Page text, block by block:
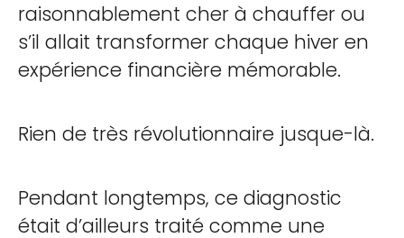
raisonnablement cher à chauffer ou
s’il allait transformer chaque hiver en
expérience financière mémorable.
Rien de très révolutionnaire jusque-là.
Pendant longtemps, ce diagnostic
était d’ailleurs traité comme une